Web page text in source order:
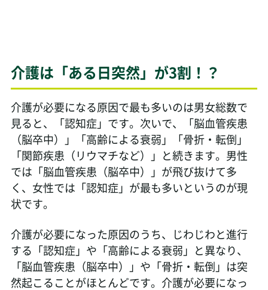
介護は「ある日突然」が3割！？
介護が必要になる原因で最も多いのは男女総数で
見ると、「認知症」です。次いで、「脳血管疾患
（脳卒中）」「高齢による衰弱」「骨折・転倒」
「関節疾患（リウマチなど）」と続きます。男性
では「脳血管疾患（脳卒中）」が飛び抜けて多
く、女性では「認知症」が最も多いというのが現
状です。
介護が必要になった原因のうち、じわじわと進行
する「認知症」や「高齢による衰弱」と異なり、
「脳血管疾患（脳卒中）」や「骨折・転倒」は突
然起こることがほとんどです。介護が必要になっ